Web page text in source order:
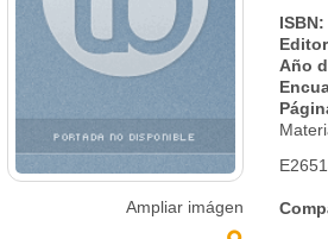
Ampliar imágen
Año